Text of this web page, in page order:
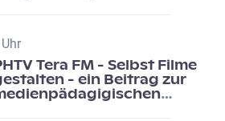
Tera FM - Selbst Filme
- ein Beitrag zur